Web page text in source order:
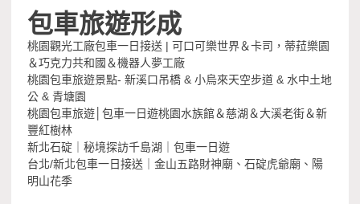
包車旅遊形成
桃園觀光工廠包車一日接送 | 可口可樂世界＆卡司，蒂菈樂園
＆巧克力共和國＆機器人夢工廠
桃園包車旅遊景點- 新溪口吊橋 & 小烏來天空步道 & 水中土地
公 & 青塘園
桃園包車旅遊│包車一日遊桃園水族館＆慈湖＆大溪老街＆新
豐紅樹林
新北石碇｜秘境探訪千島湖｜包車一日遊
台北/新北包車一日接送｜金山五路財神廟、石碇虎爺廟、陽
明山花季